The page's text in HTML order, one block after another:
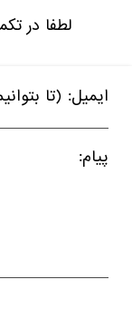
لطفا در
ایمیل: (تا
پیام: